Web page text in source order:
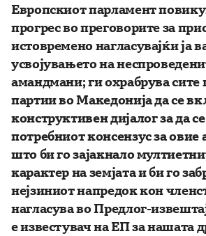
Европскиот парламент
прогрес во преговорите за
истовремено нагласувајќи ја
усвојувањето на
амандмани; ги охрабрува
партии во Македонија да се
конструктивен дијалог за да
потребниот консензус за
што би го зајакнало
карактер на земјата и би го
нејзиниот напредок кон
нагласува во Предлог-
е известувач на ЕП за нашата